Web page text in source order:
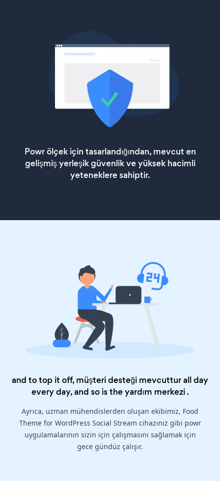
Powr ölçek için tasarlandığından, mevcut en
gelişmiş yerleşik güvenlik ve yüksek hacimli
yeteneklere sahiptir.
and to top it off, müşteri desteği mevcuttur all day
every day, and so is theyardım merkezi.
Ayrıca, uzman mühendislerden oluşan ekibimiz, Food
Theme for WordPress Social Stream cihazınız gibi powr
uygulamalarının sizin için çalışmasını sağlamak için
gece gündüz çalışır.